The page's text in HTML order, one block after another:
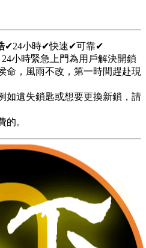
✔24小時✔快速✔可靠✔
小時緊急上門為用戶解決開鎖
命，風雨不改，第一時間趕赴現
如遺失鎖匙或想要更換新鎖，請
的。